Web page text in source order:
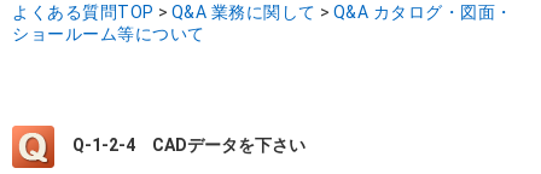
よくある質問TOP > Q&A 業務に関して > Q&A カタログ・図面・
ショールーム等について
Q-1-2-4 CADデータを下さい